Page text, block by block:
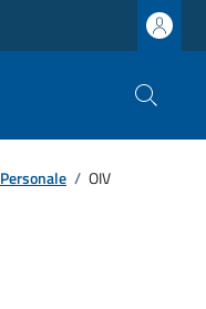
Personale / OIV